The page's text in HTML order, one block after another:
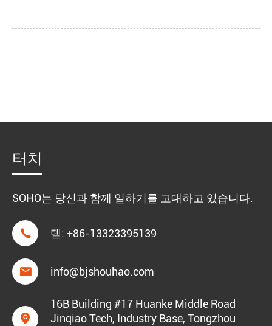
터치
SOHO는 당신과 함께 일하기를 고대하고 있습니다.
 텔: +86-13323395139
 info@bjshouhao.com

16B Building #17 Huanke Middle Road
Jinqiao Tech, Industry Base, Tongzhou